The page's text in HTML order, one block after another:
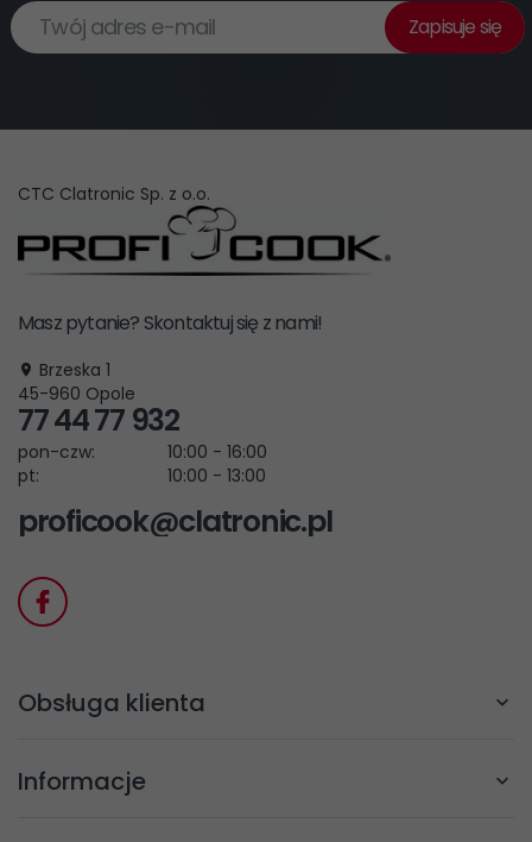
Twój adres e-mail Zapisuje się
CTC Clatronic Sp. z o.o.
Masz pytanie? Skontaktuj się z nami!
Brzeska 1
45-960 Opole
77 44 77 932
pon-czw:
10:00 - 16:00
pt:
10:00 - 13:00
proficook@clatronic.pl
Obsługa klienta
Informacje